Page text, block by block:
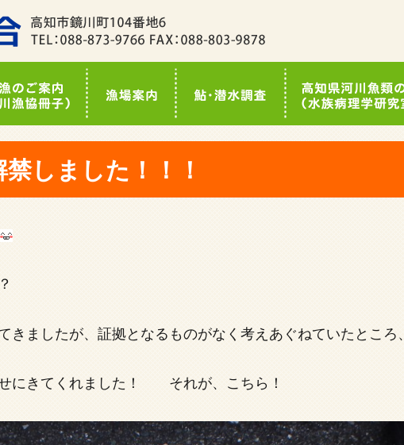
しました！！！
きましたが、証拠となるものがなく考えあぐねていたところ
にきてくれました！ それが、こちら！